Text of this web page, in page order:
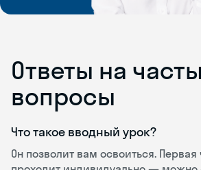
Ответы на
вопросы
Что такое вводный урок?
Он позволит вам освоиться. Первая